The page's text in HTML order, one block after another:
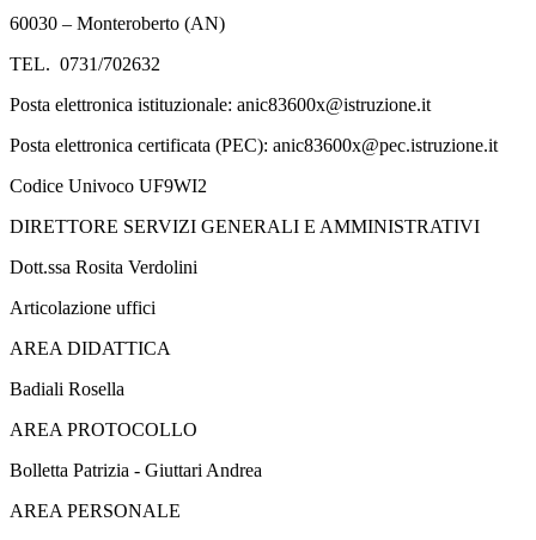
60030 – Monteroberto (AN)
TEL. 0731/702632
Posta elettronica istituzionale: anic83600x@istruzione.it
Posta elettronica certificata (PEC): anic83600x@pec.istruzione.it
Codice Univoco UF9WI2
DIRETTORE SERVIZI GENERALI E AMMINISTRATIVI
Dott.ssa Rosita Verdolini
Articolazione uffici
AREA DIDATTICA
Badiali Rosella
AREA PROTOCOLLO
Bolletta Patrizia - Giuttari Andrea
AREA PERSONALE